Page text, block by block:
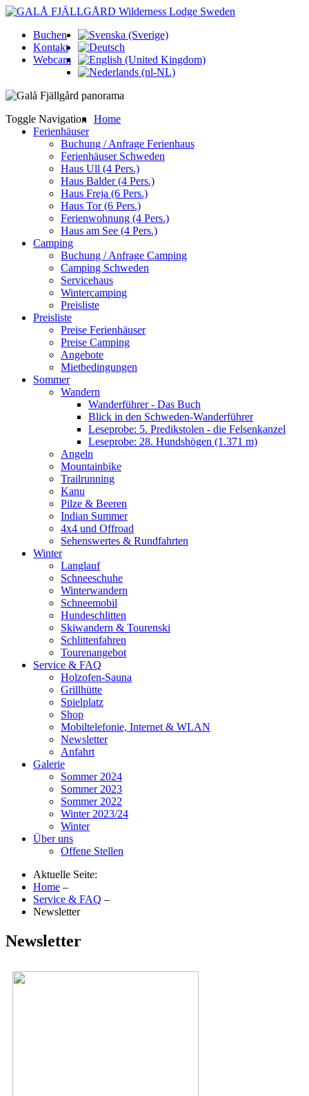
Buchen
Kontakt
Webcam
Toggle Navigation
Home
Ferienhäuser
Buchung / Anfrage Ferienhaus
Ferienhäuser Schweden
Haus Ull (4 Pers.)
Haus Balder (4 Pers.)
Haus Freja (6 Pers.)
Haus Tor (6 Pers.)
Ferienwohnung (4 Pers.)
Haus am See (4 Pers.)
Camping
Buchung / Anfrage Camping
Camping Schweden
Servicehaus
Wintercamping
Preisliste
Preisliste
Preise Ferienhäuser
Preise Camping
Angebote
Mietbedingungen
Sommer
Wandern
Wanderführer - Das Buch
Blick in den Schweden-Wanderführer
Leseprobe: 5. Predikstolen - die Felsenkanzel
Leseprobe: 28. Hundshögen (1.371 m)
Angeln
Mountainbike
Trailrunning
Kanu
Pilze & Beeren
Indian Summer
4x4 und Offroad
Sehenswertes & Rundfahrten
Winter
Langlauf
Schneeschuhe
Winterwandern
Schneemobil
Hundeschlitten
Skiwandern & Tourenski
Schlittenfahren
Tourenangebot
Service & FAQ
Holzofen-Sauna
Grillhütte
Spielplatz
Shop
Mobiltelefonie, Internet & WLAN
Newsletter
Anfahrt
Galerie
Sommer 2024
Sommer 2023
Sommer 2022
Winter 2023/24
Winter
Über uns
Offene Stellen
Aktuelle Seite:
Home –
Service & FAQ –
Newsletter
Newsletter